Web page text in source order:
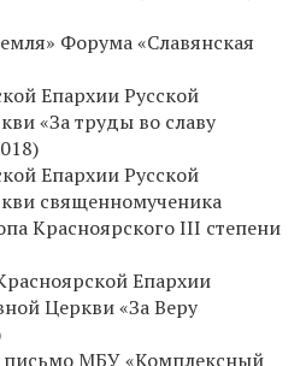
Форума «Славянская
Епархии Русской
«За труды во славу
Епархии Русской
священномученика
Красноярского III степени
Епархии
Церкви «За Веру
письмо МБУ «Комплексный